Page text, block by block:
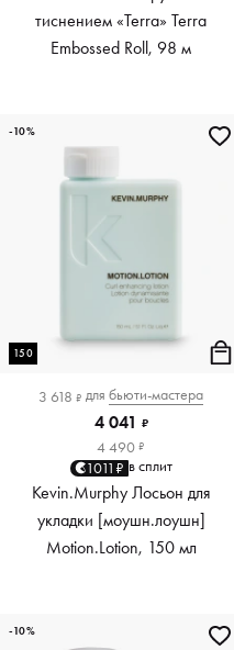
тиснением «Terra» Terra
Embossed Roll, 98 м
150
3 618 ₽ для бьюти-мастера
4 041 ₽
4 490 ₽
1011₽ в сплит
Kevin.Murphy Лосьон для
укладки [моушн.лоушн]
Motion.Lotion, 150 мл
-10%
-10%